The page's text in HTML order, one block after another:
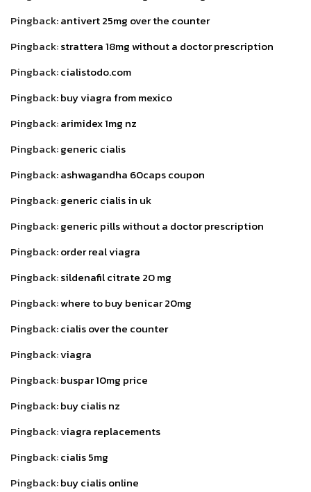
Pingback:antivert 25mg over the counter
Pingback:strattera 18mg without a doctor prescription
Pingback:cialistodo.com
Pingback:buy viagra from mexico
Pingback:arimidex 1mg nz
Pingback:generic cialis
Pingback:ashwagandha 60caps coupon
Pingback:generic cialis in uk
Pingback:generic pills without a doctor prescription
Pingback:order real viagra
Pingback:sildenafil citrate 20 mg
Pingback:where to buy benicar 20mg
Pingback:cialis over the counter
Pingback:viagra
Pingback:buspar 10mg price
Pingback:buy cialis nz
Pingback:viagra replacements
Pingback:cialis 5mg
Pingback:buy cialis online